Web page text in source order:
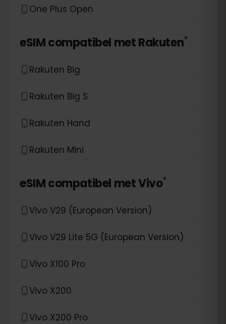
One Plus Open
eSIM compatibel metRakuten*
Rakuten Big
Rakuten Big S
Rakuten Hand
Rakuten Mini
eSIM compatibel metVivo*
Vivo V29 (European Version)
Vivo V29 Lite 5G (European Version)
Vivo X100 Pro
Vivo X200
Vivo X200 Pro